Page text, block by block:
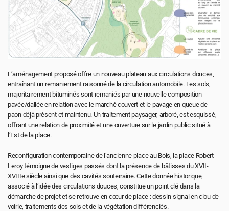
L’aménagement proposé offre un nouveau plateau aux circulations douces,
entraînant un remaniement raisonné de la circulation automobile. Les sols,
majoritairement bituminés sont remaniés par une nouvelle composition
pavée/dallée en relation avec le marché couvert et le pavage en queue de
paon déjà présent et maintenu. Un traitement paysager, arboré, est esquissé,
offrant une relation de proximité et une ouverture sur le jardin public situé à
l’Est de la place.
Reconfiguration contemporaine de l’ancienne place au Bois, la place Robert
Leroy témoigne de vestiges passés dont la présence de bâtisses du XVII-
XVIIIe siècle ainsi que des cavités souterraine. Cette donnée historique,
associé à l’idée des circulations douces, constitue un point clé dans la
démarche de projet et se retrouve en cœur de place : dessin-signal en clou de
voirie, traitements des sols et de la végétation différenciés.